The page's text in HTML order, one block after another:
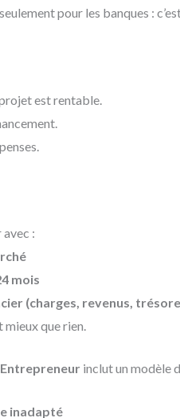
pour les banques :
est rentable.
avec :
mois
(charges, revenus,
que rien.
inclut un modèle
inadapté